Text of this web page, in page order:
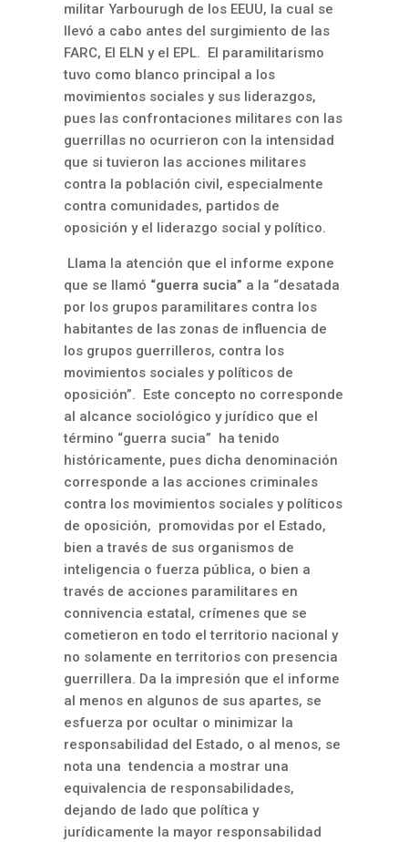
militar Yarbourugh de los EEUU, la cual se
llevó a cabo antes del surgimiento de las
FARC, El ELN y el EPL. El paramilitarismo
tuvo como blanco principal a los
movimientos sociales y sus liderazgos,
pues las confrontaciones militares con las
guerrillas no ocurrieron con la intensidad
que si tuvieron las acciones militares
contra la población civil, especialmente
contra comunidades, partidos de
oposición y el liderazgo social y político.
Llama la atención que el informe expone
que se llamó “guerra sucia” a la “desatada
por los grupos paramilitares contra los
habitantes de las zonas de influencia de
los grupos guerrilleros, contra los
movimientos sociales y políticos de
oposición”.
Este concepto no corresponde
al alcance sociológico y jurídico que el
término “guerra sucia” ha tenido
históricamente, pues dicha denominación
corresponde a las acciones criminales
contra los movimientos sociales y políticos
de oposición, promovidas por el Estado,
bien a través de sus organismos de
inteligencia o fuerza pública, o bien a
través de acciones paramilitares en
connivencia estatal, crímenes que se
cometieron en todo el territorio nacional y
no solamente en territorios con presencia
guerrillera. Da la impresión que el informe
al menos en algunos de sus apartes, se
esfuerza por ocultar o minimizar la
responsabilidad del Estado, o al menos, se
nota una tendencia a mostrar una
equivalencia de responsabilidades,
dejando de lado que política y
jurídicamente la mayor responsabilidad